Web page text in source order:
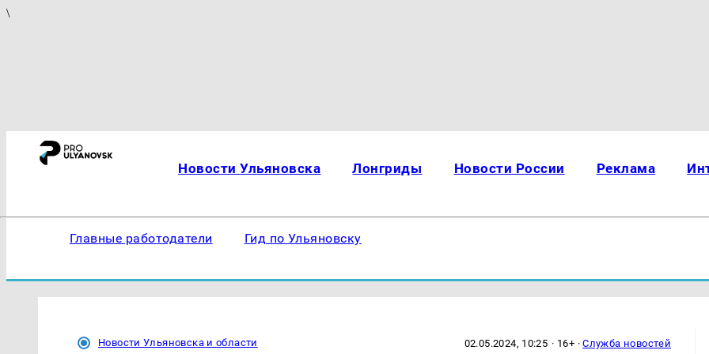
\
Новости Ульяновска Лонгриды Новости России Реклама
Главные работодатели Гид по Ульяновску
Новости Ульяновска и области 02.05.2024, 10:25 · 16+ ·Служба новостей